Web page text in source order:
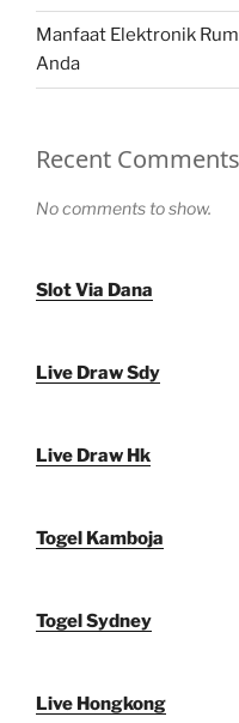
Manfaat Elektronik
Anda
Recent Comments
No comments to show.
Slot Via Dana
Live Draw Sdy
Live Draw Hk
Togel Kamboja
Togel Sydney
Live Hongkong